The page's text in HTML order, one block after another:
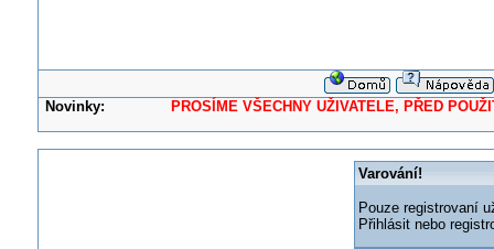
Novinky: PROSÍME VŠECHNY UŽIVATELE, PŘED
Varování!
Pouze registrovaní
Přihlásit nebo